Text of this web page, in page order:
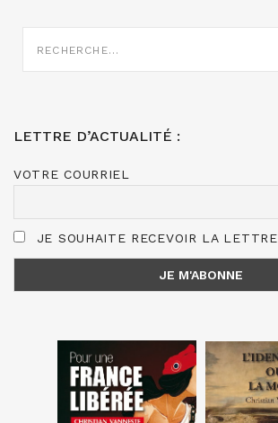
SUR
LETTRE D’ACTUALITÉ :
VOTRE COURRIEL
JE SOUHAITE RECEVOIR LA LETTRE